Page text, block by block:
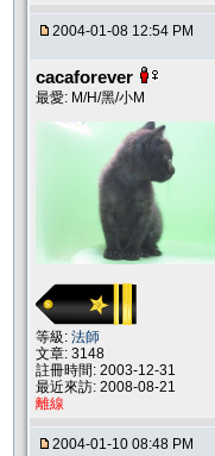
2004-01-08 12:54 PM
cacaforever
最愛: M/H/黑/小M
等級: 法師
文章: 3148
註冊時間: 2003-12-31
最近來訪: 2008-08-21
離線
2004-01-10 08:48 PM